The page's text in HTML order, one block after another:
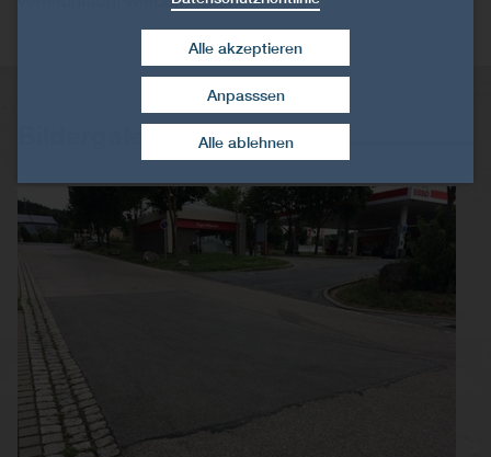
Bildergalerie Alle ablehnen
Alle akzeptieren
Zustimmung widerrufen
Anpasssen